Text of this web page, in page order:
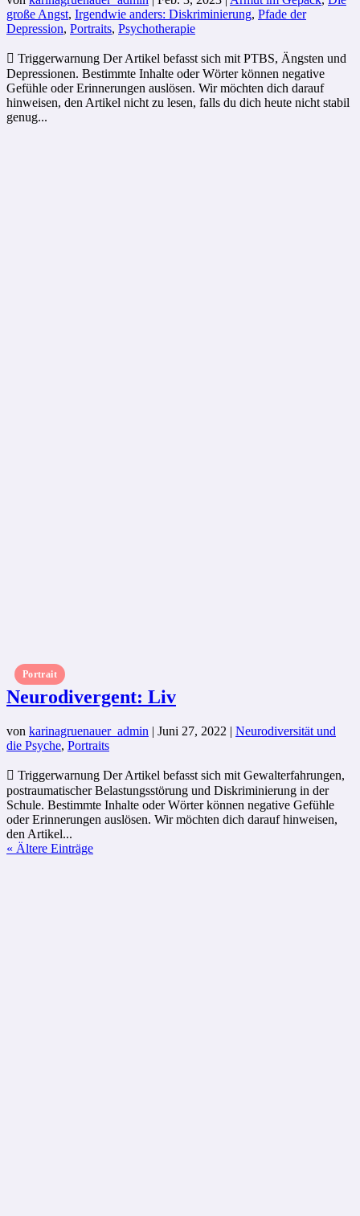
große Angst, Irgendwie anders: Diskriminierung, Pfade der
Depression, Portraits, Psychotherapie
 Triggerwarnung Der Artikel befasst sich mit PTBS, Ängsten und
Depressionen. Bestimmte Inhalte oder Wörter können negative
Gefühle oder Erinnerungen auslösen. Wir möchten dich darauf
hinweisen, den Artikel nicht zu lesen, falls du dich heute nicht stabil
genug...
Portrait
Neurodivergent: Liv
von karinagruenauer_admin | Juni 27, 2022 | Neurodiversität und
die Psyche, Portraits
 Triggerwarnung Der Artikel befasst sich mit Gewalterfahrungen,
postraumatischer Belastungsstörung und Diskriminierung in der
Schule. Bestimmte Inhalte oder Wörter können negative Gefühle
oder Erinnerungen auslösen. Wir möchten dich darauf hinweisen,
den Artikel...
« Ältere Einträge